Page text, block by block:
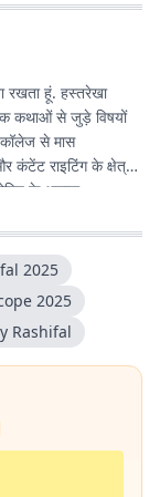
रखता हूं. हस्तरेखा
कथाओं से जुड़े विषयों
कॉलेज से मास
कंटेंट राइटिंग के क्षेत्र
के अलावा
लेखन करता रहा हूं.
तरीके से पाठकों
2025
2025
Rashifal